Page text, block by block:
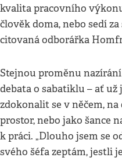
kvalita pracovního
člověk doma, nebo sedí
citovaná odborářka
Stejnou proměnu
debata o sabatiklu – ať
zdokonalit se v něčem,
prostor, nebo jako šance
k práci. „Dlouho jsem se
svého šéfa zeptám, jestli